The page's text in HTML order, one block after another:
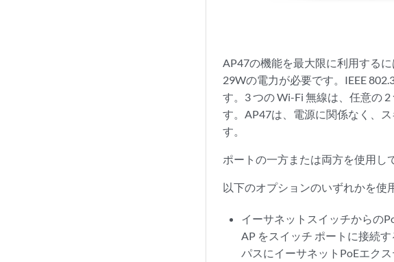
AP47の機能を最大限に利用する
29Wの電力が必要です。IEEE
す。3 つの Wi-Fi 無線は、任意の
す。AP47は、電源に関係なく、
す。
ポートの一方または両方を使用し
以下のオプションのいずれかを使
イーサネットスイッチからの
AP をスイッチ ポートに接続
パスにイーサネットPoEエク